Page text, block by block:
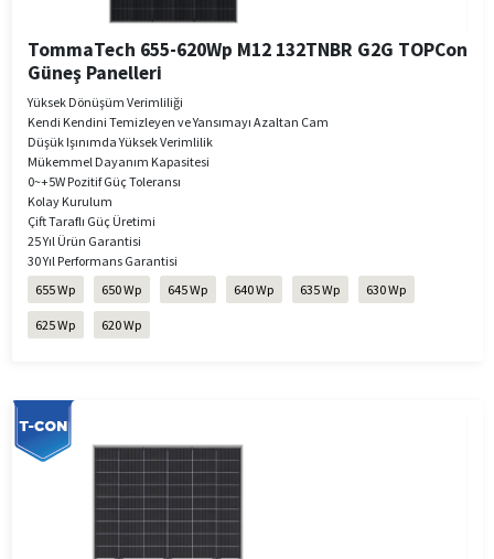
TommaTech 655-620Wp M12 132TNBR G2G TOPCon
Güneş Panelleri
Yüksek Dönüşüm Verimliliği
Kendi Kendini Temizleyen ve Yansımayı Azaltan Cam
Düşük Işınımda Yüksek Verimlilik
Mükemmel Dayanım Kapasitesi
0~+5W Pozitif Güç Toleransı
Kolay Kurulum
Çift Taraflı Güç Üretimi
25 Yıl Ürün Garantisi
30 Yıl Performans Garantisi
655 Wp
650 Wp 645 Wp 640 Wp 635 Wp 630 Wp
625 Wp 620 Wp